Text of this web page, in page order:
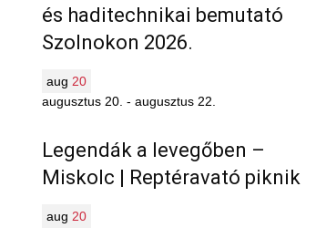
és haditechnikai bemutató
Szolnokon 2026.
aug 20
augusztus 20. - augusztus 22.
Legendák a levegőben –
Miskolc | Reptéravató piknik
aug 20